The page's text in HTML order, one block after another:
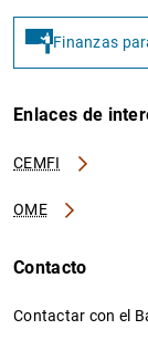
Finanzas
Enlaces de
CEMFI
OME
Contacto
Contactar con el